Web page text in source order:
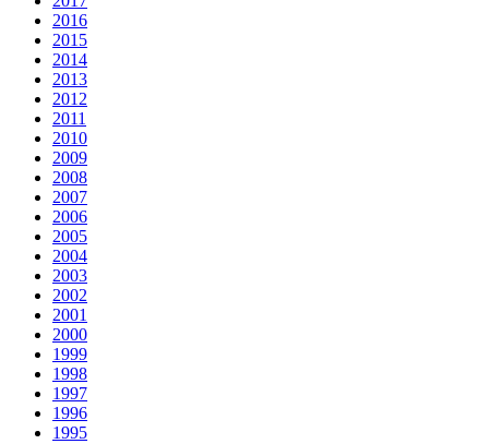
2016
2015
2014
2013
2012
2011
2010
2009
2008
2007
2006
2005
2004
2003
2002
2001
2000
1999
1998
1997
1996
1995